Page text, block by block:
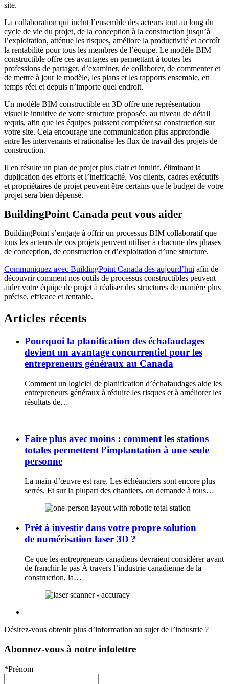
site.
La collaboration qui inclut l’ensemble des acteurs tout au long du
cycle de vie du projet, de la conception à la construction jusqu’à
l’exploitation, atténue les risques, améliore la productivité et accroît
la rentabilité pour tous les membres de l’équipe. Le modèle BIM
constructible offre ces avantages en permettant à toutes les
professions de partager, d’examiner, de collaborer, de commenter et
de mettre à jour le modèle, les plans et les rapports ensemble, en
temps réel et depuis n’importe quel endroit.
Un modèle BIM constructible en 3D offre une représentation
visuelle intuitive de votre structure proposée, au niveau de détail
requis, afin que les équipes puissent compléter sa construction sur
votre site. Cela encourage une communication plus approfondie
entre les intervenants et rationalise les flux de travail des projets de
construction.
Il en résulte un plan de projet plus clair et intuitif, éliminant la
duplication des efforts et l’inefficacité. Vos clients, cadres exécutifs
et propriétaires de projet peuvent être certains que le budget de votre
projet sera bien dépensé.
BuildingPoint Canada peut vous aider
BuildingPoint s’engage à offrir un processus BIM collaboratif que
tous les acteurs de vos projets peuvent utiliser à chacune des phases
de conception, de construction et d’exploitation d’une structure.
Communiquez avec BuildingPoint Canada dès aujourd’hui afin de
découvrir comment nos outils de processus constructibles peuvent
aider votre équipe de projet à réaliser des structures de manière plus
précise, efficace et rentable.
Articles récents
Pourquoi la planification des échafaudages
devient un avantage concurrentiel pour les
entrepreneurs généraux au Canada
Comment un logiciel de planification d’échafaudages aide les
entrepreneurs généraux à réduire les risques et à améliorer les
résultats de…
Faire plus avec moins : comment les stations
totales permettent l’implantation à une seule
personne
La main-d’œuvre est rare. Les échéanciers sont encore plus
serrés. Et sur la plupart des chantiers, on demande à tous…
Prêt à investir dans votre propre solution
de numérisation laser 3D ?
Ce que les entrepreneurs canadiens devraient considérer avant
de franchir le pas À travers l’industrie canadienne de la
construction, la…
Désirez-vous obtenir plus d’information au sujet de l’industrie ?
Abonnez-vous à notre infolettre
*Prénom